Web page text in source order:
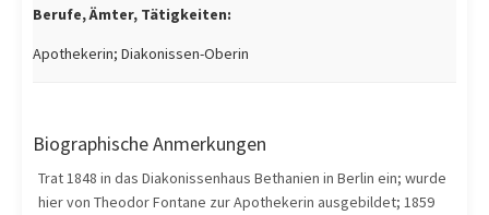
Berufe, Ämter, Tätigkeiten:
Apothekerin; Diakonissen-Oberin
Biographische Anmerkungen
Trat 1848 in das Diakonissenhaus Bethanien in Berlin ein; wurde
hier von Theodor Fontane zur Apothekerin ausgebildet; 1859